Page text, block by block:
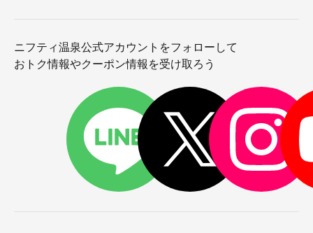
ニフティ温泉公式アカウントをフォローして
おトク情報やクーポン情報を受け取ろう